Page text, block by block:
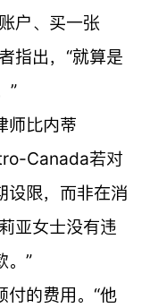
户、买一张
指出，“就算是
”
师比内蒂
Canada若对
设限，而非在消
亚女士没有违
。”
付的费用。“他